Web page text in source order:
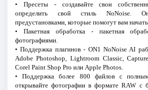
• Пресеты - создавайте свои
определить свой стиль NoNoise.
предустановками, которые помогут вам
• Пакетная обработка - пакетная
фотографиями.
• Поддержка плагинов - ON1 NoNoise AI
Adobe Photoshop, Lightroom Classic,
Corel Paint Shop Pro или Apple Photos.
• Поддержка более 800 файлов с
открывайте фотографии в формате RAW с